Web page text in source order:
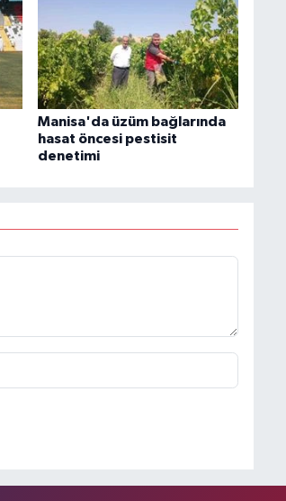
Manisa'da üzüm bağlarında
hasat öncesi pestisit
denetimi